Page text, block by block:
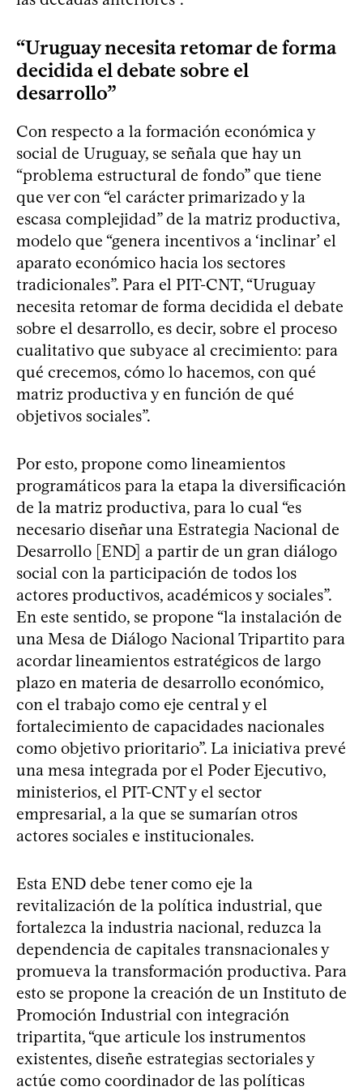
“Uruguay necesita retomar de forma
decidida el debate sobre el
desarrollo”
Con respecto a la formación económica y
social de Uruguay, se señala que hay un
“problema estructural de fondo” que tiene
que ver con “el carácter primarizado y la
escasa complejidad” de la matriz productiva,
modelo que “genera incentivos a ‘inclinar’ el
aparato económico hacia los sectores
tradicionales”. Para el PIT-CNT, “Uruguay
necesita retomar de forma decidida el debate
sobre el desarrollo, es decir, sobre el proceso
cualitativo que subyace al crecimiento: para
qué crecemos, cómo lo hacemos, con qué
matriz productiva y en función de qué
objetivos sociales”.
Por esto, propone como lineamientos
programáticos para la etapa la diversificación
de la matriz productiva, para lo cual “es
necesario diseñar una Estrategia Nacional de
Desarrollo [END] a partir de un gran diálogo
social con la participación de todos los
actores productivos, académicos y sociales”.
En este sentido, se propone “la instalación de
una Mesa de Diálogo Nacional Tripartito para
acordar lineamientos estratégicos de largo
plazo en materia de desarrollo económico,
con el trabajo como eje central y el
fortalecimiento de capacidades nacionales
como objetivo prioritario”. La iniciativa prevé
una mesa integrada por el Poder Ejecutivo,
ministerios, el PIT-CNT y el sector
empresarial, a la que se sumarían otros
actores sociales e institucionales.
Esta END debe tener como eje la
revitalización de la política industrial, que
fortalezca la industria nacional, reduzca la
dependencia de capitales transnacionales y
promueva la transformación productiva. Para
esto se propone la creación de un Instituto de
Promoción Industrial con integración
tripartita, “que articule los instrumentos
existentes, diseñe estrategias sectoriales y
actúe como coordinador de las políticas